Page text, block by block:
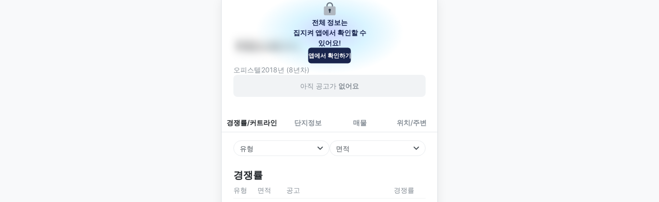
인천광역시 부평구 안남로375번길 53
오피스텔 2018년 (8년차)
아직 공고가 없어요
경쟁률/커트라인 단지정보 매물 위치/주변
유형 면적
경쟁률
전체 정보는
집지켜 앱에서 확인할 수
있어요!
앱에서 확인하기
유형 면적 공고 경쟁률